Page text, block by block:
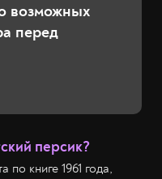
возможных
перед
персик?
книге 1961 года,